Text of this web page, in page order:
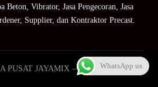
Beton, Vibrator, Jasa Pengecoran, Jasa
Supplier, dan Kontraktor Precast.
PUSAT JAYAMIX — ZPJ Group.WhatsApp us